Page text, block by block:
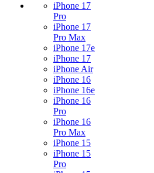
iPhone 17
Pro
iPhone 17
Pro Max
iPhone 17e
iPhone 17
iPhone Air
iPhone 16
iPhone 16e
iPhone 16
Pro
iPhone 16
Pro Max
iPhone 15
iPhone 15
Pro